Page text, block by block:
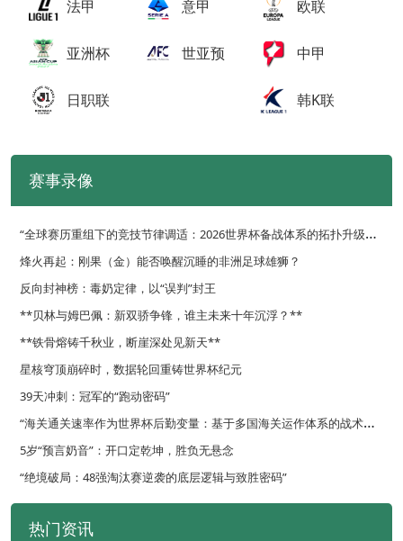
法甲 意甲 欧联
亚洲杯 世亚预 中甲
日职联 韩K联
赛事录像
“
全球赛历重组下的竞技节律调适：2026世界杯备战体系的拓扑升级路径”
烽火再起：刚果（金）能否唤醒沉睡的非洲足球雄狮？
反向封神榜：毒奶定律，以“误判”封王
**贝林与姆巴佩：新双骄争锋，谁主未来十年沉浮？**
**铁骨熔铸千秋业，断崖深处见新天**
星核穹顶崩碎时，数据轮回重铸世界杯纪元
39天冲刺：冠军的“跑动密码”
“
海关通关速率作为世界杯后勤变量：基于多国海关运作体系的战术评估框架”
5岁“预言奶音”：开口定乾坤，胜负无悬念
“绝境破局：48强淘汰赛逆袭的底层逻辑与致胜密码”
热门资讯